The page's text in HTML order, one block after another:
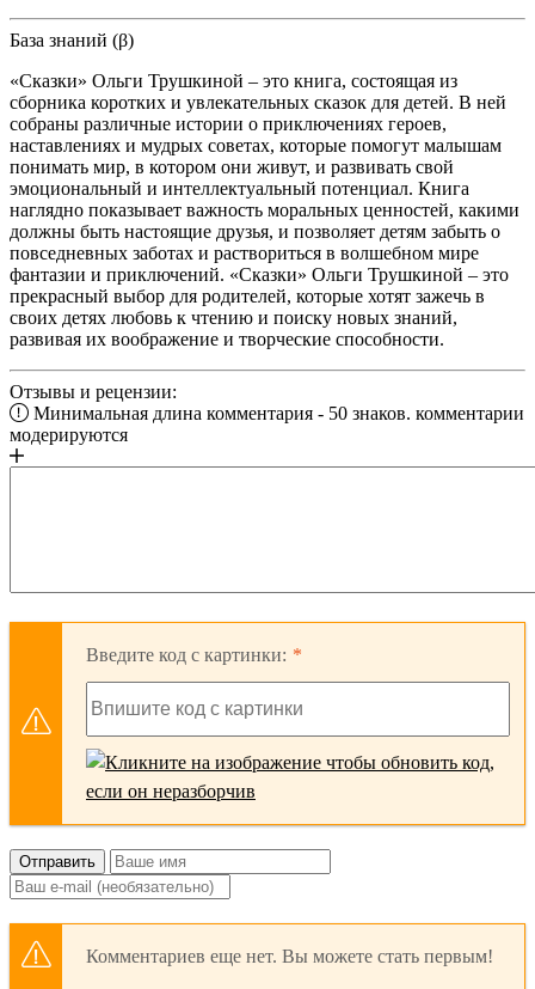
База знаний (β)
«Сказки» Ольги Трушкиной – это книга, состоящая из
сборника коротких и увлекательных сказок для детей. В ней
собраны различные истории о приключениях героев,
наставлениях и мудрых советах, которые помогут малышам
понимать мир, в котором они живут, и развивать свой
эмоциональный и интеллектуальный потенциал. Книга
наглядно показывает важность моральных ценностей, какими
должны быть настоящие друзья, и позволяет детям забыть о
повседневных заботах и раствориться в волшебном мире
фантазии и приключений. «Сказки» Ольги Трушкиной – это
прекрасный выбор для родителей, которые хотят зажечь в
своих детях любовь к чтению и поиску новых знаний,
развивая их воображение и творческие способности.
Отзывы и рецензии:
Минимальная длина комментария - 50 знаков. комментарии
модерируются
Введите код с картинки:
Отправить
Комментариев еще нет. Вы можете стать первым!